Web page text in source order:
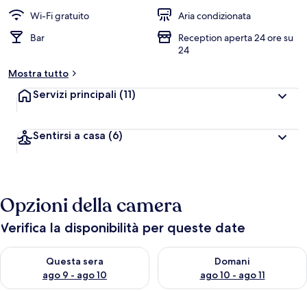
Wi-Fi gratuito
Aria condizionata
Bar
Reception aperta 24 ore su
24
Mostra tutto
Servizi principali (11)
Sentirsi a casa (6)
Opzioni della camera
Verifica la disponibilità per queste date
Questa sera
ago 9 - ago 10
Verifica la disponibilità per questa sera, ago 9 - ago 10
Domani
ago 10 - ago 11
Verifica la disponibilità per